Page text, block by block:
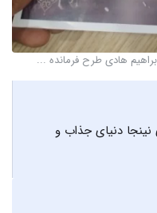
هادی طرح فرمانده ...
دنیای جذاب و